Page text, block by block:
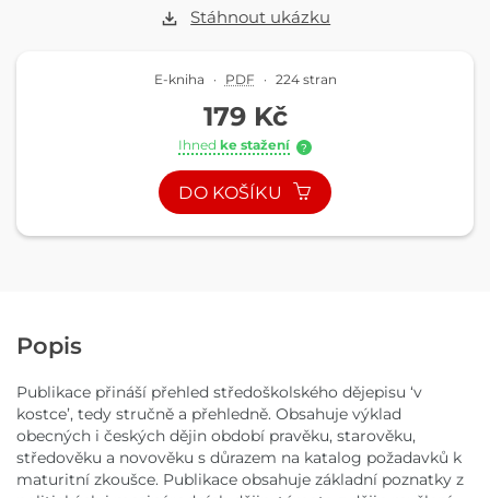
Stáhnout ukázku
E-kniha · PDF · 224 stran
179 Kč
Ihned ke stažení ?
DO KOŠÍKU
Popis
Publikace přináší přehled středoškolského dějepisu ‘v
kostce’, tedy stručně a přehledně. Obsahuje výklad
obecných i českých dějin období pravěku, starověku,
středověku a novověku s důrazem na katalog požadavků k
maturitní zkoušce. Publikace obsahuje základní poznatky z